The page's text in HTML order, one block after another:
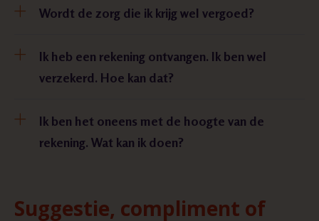
Wordt de zorg die ik krijg wel vergoed?
Ik heb een rekening ontvangen. Ik ben wel
verzekerd. Hoe kan dat?
Ik ben het oneens met de hoogte van de
rekening. Wat kan ik doen?
Suggestie, compliment of